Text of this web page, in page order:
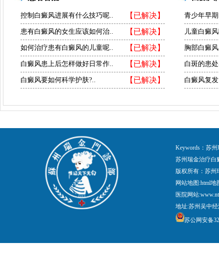
【已解决】
控制白癜风进展有什么技巧呢..
【已解决】
患有白癜风的女生应该如何治..
【已解决】
如何治疗患有白癜风的儿童呢..
【已解决】
白癜风患上后怎样做好日常作..
【已解决】
白癜风要如何科学护肤?..
青少年早
儿童白癜
胸部白癜
白斑的患
白癜风复
Keywords：苏
苏州瑞金治疗白
版权所有：苏
网站地图:html地
医院网站
地址:苏州吴中
苏公网安备